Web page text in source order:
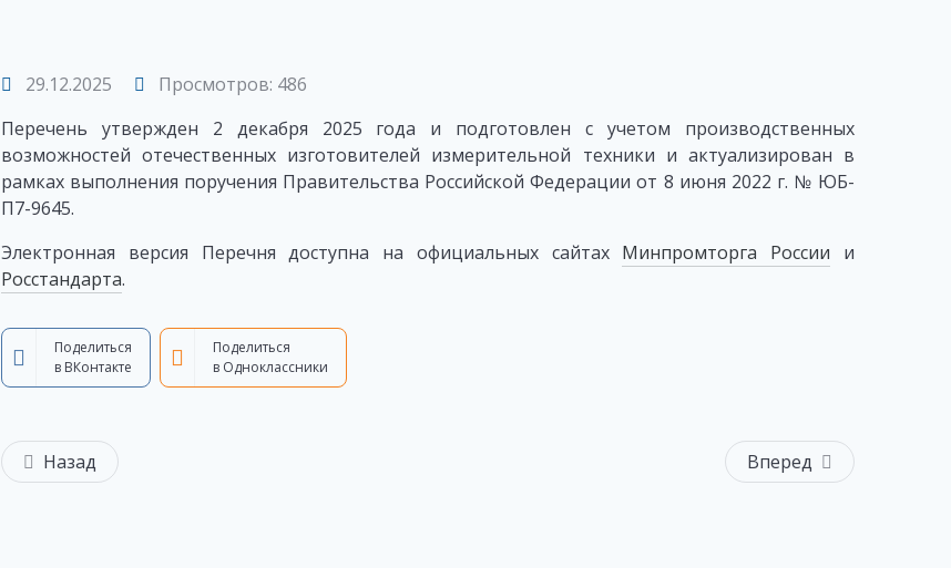
29.12.2025
Просмотров: 486
Перечень утвержден 2 декабря 2025 года и подготовлен с учетом производственных
возможностей отечественных изготовителей измерительной техники и актуализирован в
рамках выполнения поручения Правительства Российской Федерации от 8 июня 2022 г. № ЮБ-
П7-9645.
Электронная версия Перечня доступна на официальных сайтах Минпромторга России и
Росстандарта.
Поделиться
в ВКонтакте
Поделиться
в Одноклассники
Назад Вперед